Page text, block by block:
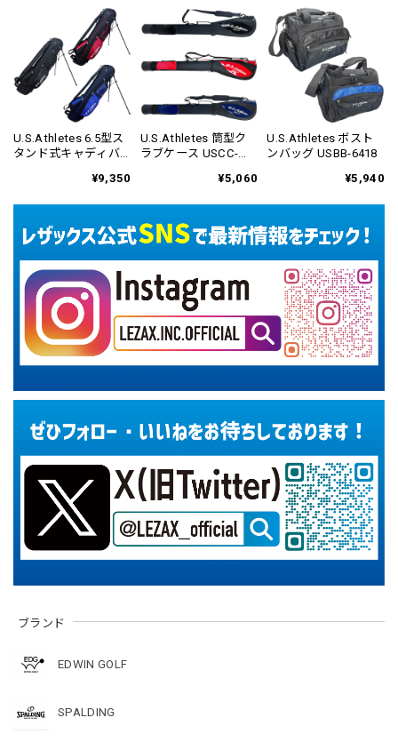
ブランド
EDWIN GOLF
SPALDING
U.S.Athletes 6.5型ス
タンド式キャディバ
¥9,350
U.S.Athletes 筒型ク
ラブケース USCC-
¥5,060
U.S.Athletes ボスト
ンバッグ USBB-6418
¥5,940